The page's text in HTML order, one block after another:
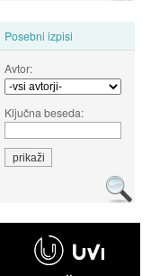
Posebni izpisi
Avtor:
Ključna beseda: